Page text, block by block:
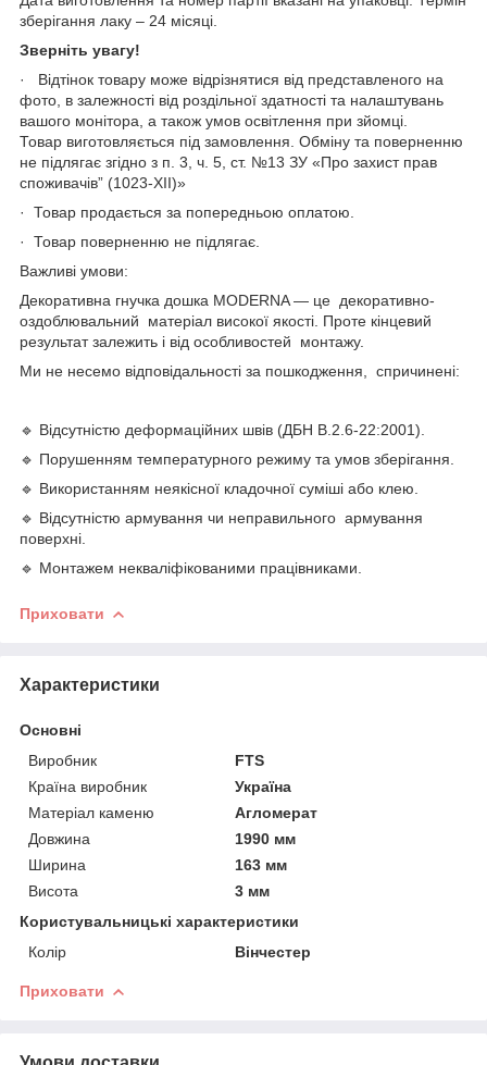
зберігання лаку – 24 місяці.
Зверніть увагу!
· Відтінок товару може відрізнятися від представленого на
фото, в залежності від роздільної здатності та налаштувань
вашого монітора, а також умов освітлення при зйомці.
Товар виготовляється під замовлення. Обміну та поверненню
не підлягає згідно з п. 3, ч. 5, ст. №13 ЗУ «Про захист прав
споживачів” (1023-XII)»
· Товар продається за попередньою оплатою.
· Товар поверненню не підлягає.
Важливі умови:
Декоративна гнучка дошка MODERNA — це декоративно-
оздоблювальний матеріал високої якості. Проте кінцевий
результат залежить і від особливостей монтажу.
Ми не несемо відповідальності за пошкодження, спричинені:
🔹 Відсутністю деформаційних швів (ДБН В.2.6-22:2001).
🔹 Порушенням температурного режиму та умов зберігання.
🔹 Використанням неякісної кладочної суміші або клею.
🔹 Відсутністю армування чи неправильного армування
поверхні.
🔹 Монтажем некваліфікованими працівниками.
Приховати
Характеристики
Основні
Виробник
FTS
Країна виробник
Україна
Матеріал каменю
Агломерат
Довжина
1990 мм
Ширина
163 мм
Висота
3 мм
Користувальницькі характеристики
Колір
Вінчестер
Приховати